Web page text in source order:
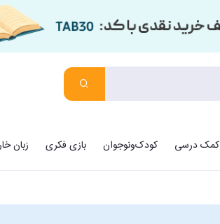
کمک درسی کودک‌ونوجوان بازی فکری زبان